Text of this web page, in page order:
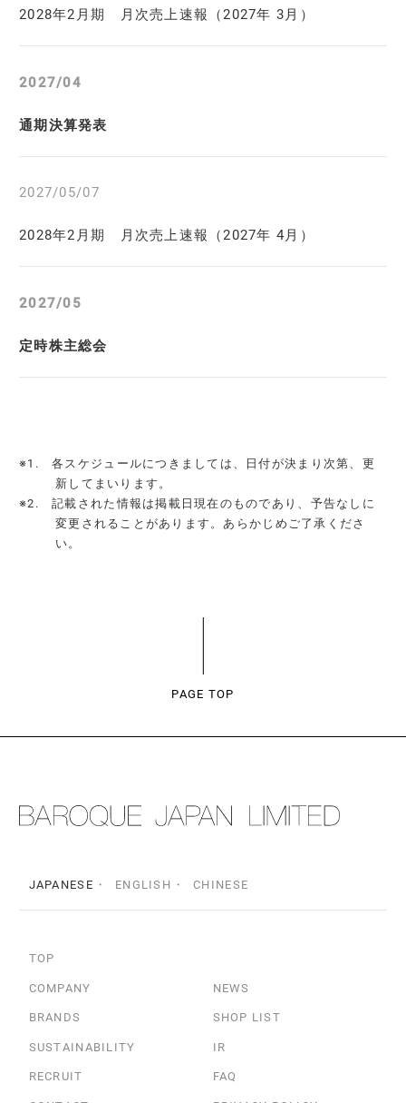
2028年2月期 月次売上速報（2027年 3月）
2027/04
通期決算発表
2027/05/07
2028年2月期 月次売上速報（2027年 4月）
2027/05
定時株主総会
※1. 各スケジュールにつきましては、日付が決まり次第、更
新してまいります。
※2. 記載された情報は掲載日現在のものであり、予告なしに
変更されることがあります。あらかじめご了承くださ
い。
PAGE TOP
JAPANESE ENGLISH CHINESE
TOP
COMPANY NEWS
BRANDS SHOP LIST
SUSTAINABILITY IR
RECRUIT FAQ